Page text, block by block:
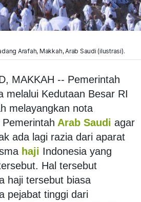
Arafah, Makkah, Arab Saudi (ilustrasi).
MAKKAH -- Pemerintah
melalui Kedutaan Besar RI
melayangkan nota
Arab Saudi agar
ada lagi razia dari aparat
haji Indonesia yang
Hal tersebut
haji tersebut biasa
pejabat tinggi dari